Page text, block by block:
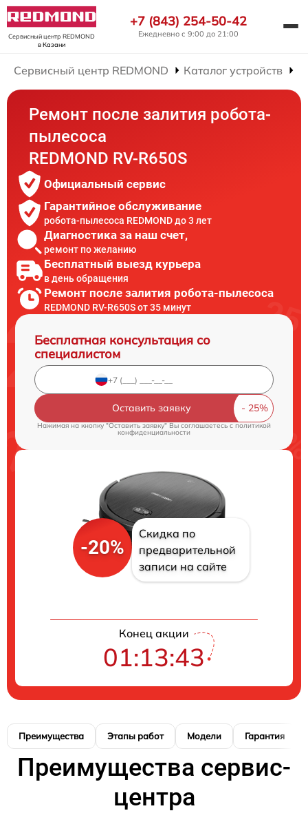
Сервисный центр REDMOND
в Казани
+7 (843) 254-50-42
Ежедневно с 9:00 до 21:00
Сервисный центр REDMOND Каталог устройств
Ремонт после залития робота-
пылесоса
REDMOND RV-R650S
Официальный сервис
Гарантийное обслуживание
робота-пылесоса REDMOND до 3 лет
Диагностика за наш счет,
ремонт по желанию
Бесплатный выезд курьера
в день обращения
Ремонт после залития робота-пылесоса
REDMOND RV-R650S от 35 минут
Бесплатная консультация со
специалистом
Оставить заявку
Нажимая на кнопку "Оставить заявку" Вы соглашаетесь c политикой
конфиденциальности
-20%
Скидка по
предварительной
записи на сайте
Конец акции
01:13:42
Преимущества Этапы работ Модели Гарантия
Преимущества сервис-
центра